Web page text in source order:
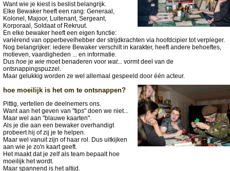
Want wie je kiest is beslist belangrijk.
Elke Bewaker heeft een rang: Generaal,
Kolonel, Majoor, Luitenant, Sergeant,
Korporaal, Soldaat of Rekruut.
En elke bewaker heeft een eigen functie:
variërend van opperbevelhebber der strijdkrachten via hoofdcipier tot verpleger.
Nog belangrijker: iedere Bewaker verschilt in karakter, heeft andere behoeftes,
motieven, vaardigheden ... en informatie.
Dus hoe je wie moet benaderen voor wat... vormt deel van de
ontsnappingspuzzel.
Maar gelukkig worden ze wel allemaal gespeeld door één acteur.
hoe moeilijk is het om te ontsnappen?
Pittig, vertellen de deelnemers ons.
Want aan het geven van "tips" doen we niet...
Maar wel aan "blauwe kaarten".
Als je die aan een bewaker overhandigt
probeert hij of zij je te helpen.
Maar wel vanuit zijn of haar rol. Dus uitkijken
aan wie je zo'n kaart geeft.
Het maakt dat je zelf als team bepaalt hoe
moeilijk het wordt.
Maar spannend is het altijd.